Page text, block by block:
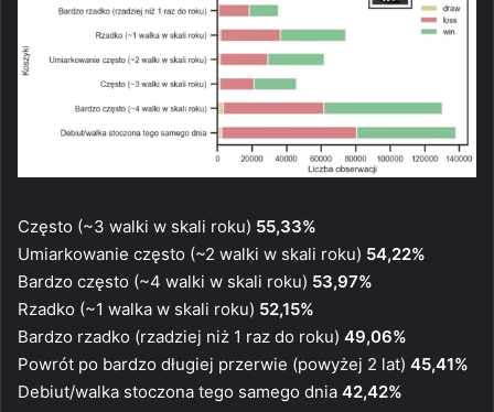
Często (~3 walki w skali roku) 55,33%
Umiarkowanie często (~2 walki w skali roku) 54,22%
Bardzo często (~4 walki w skali roku) 53,97%
Rzadko (~1 walka w skali roku) 52,15%
Bardzo rzadko (rzadziej niż 1 raz do roku) 49,06%
Powrót po bardzo długiej przerwie (powyżej 2 lat) 45,41%
Debiut/walka stoczona tego samego dnia 42,42%